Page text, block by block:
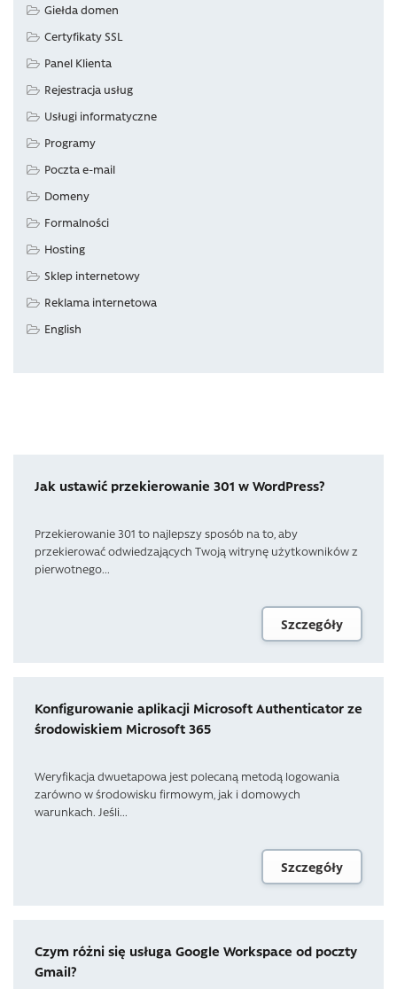
Giełda domen
Certyfikaty SSL
Panel Klienta
Rejestracja usług
Usługi informatyczne
Programy
Poczta e-mail
Domeny
Formalności
Hosting
Sklep internetowy
Reklama internetowa
English
Jak ustawić przekierowanie 301 w WordPress?
Przekierowanie 301 to najlepszy sposób na to, aby
przekierować odwiedzających Twoją witrynę użytkowników z
pierwotnego...
Szczegóły
Konfigurowanie aplikacji Microsoft Authenticator ze
środowiskiem Microsoft 365
Weryfikacja dwuetapowa jest polecaną metodą logowania
zarówno w środowisku firmowym, jak i domowych
warunkach. Jeśli...
Szczegóły
Czym różni się usługa Google Workspace od poczty
Gmail?